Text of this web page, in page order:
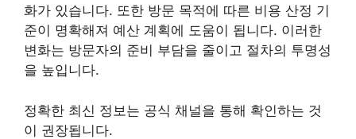
화가 있습니다. 또한 방문 목적에 따른 비용 산정 기
준이 명확해져 예산 계획에 도움이 됩니다. 이러한
변화는 방문자의 준비 부담을 줄이고 절차의 투명성
을 높입니다.
정확한 최신 정보는 공식 채널을 통해 확인하는 것
이 권장됩니다.